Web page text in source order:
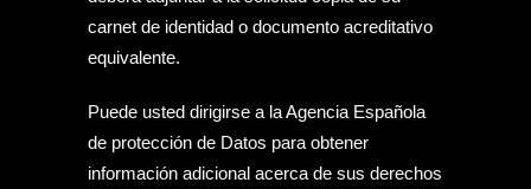
carnet de identidad o documento acreditativo
equivalente.
Puede usted dirigirse a la Agencia Española
de protección de Datos para obtener
información adicional acerca de sus derechos